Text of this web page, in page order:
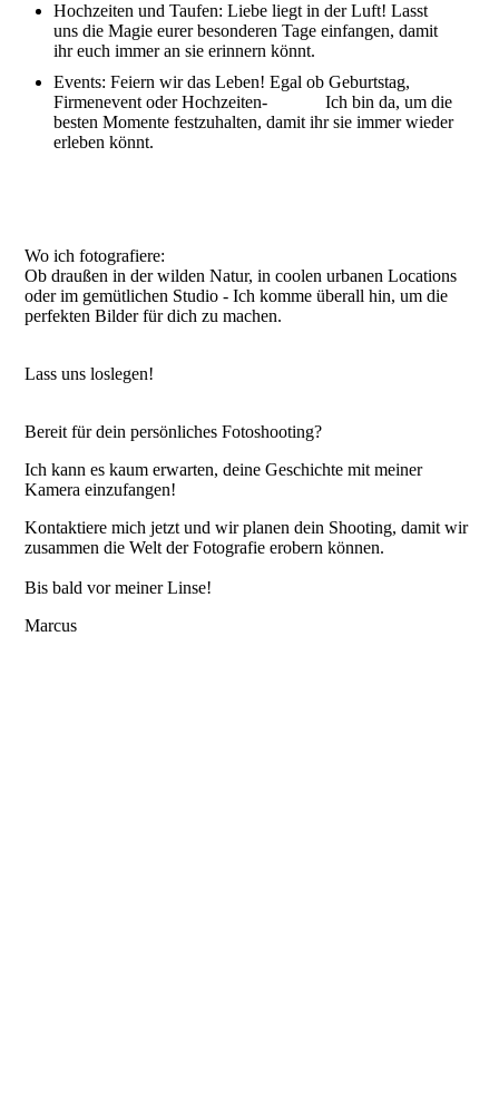
Hochzeiten und Taufen: Liebe liegt in der Luft! Lasst
uns die Magie eurer besonderen Tage einfangen, damit
ihr euch immer an sie erinnern könnt.
Events: Feiern wir das Leben! Egal ob Geburtstag,
Firmenevent oder Hochzeiten- Ich bin da, um die
besten Momente festzuhalten, damit ihr sie immer wieder
erleben könnt.
Wo ich fotografiere:
Ob draußen in der wilden Natur, in coolen urbanen Locations
oder im gemütlichen Studio - Ich komme überall hin, um die
perfekten Bilder für dich zu machen.
Lass uns loslegen!
Bereit für dein persönliches Fotoshooting?
Ich kann es kaum erwarten, deine Geschichte mit meiner
Kamera einzufangen!
Kontaktiere mich jetzt und wir planen dein Shooting, damit wir
zusammen die Welt der Fotografie erobern können.
Bis bald vor meiner Linse!
Marcus